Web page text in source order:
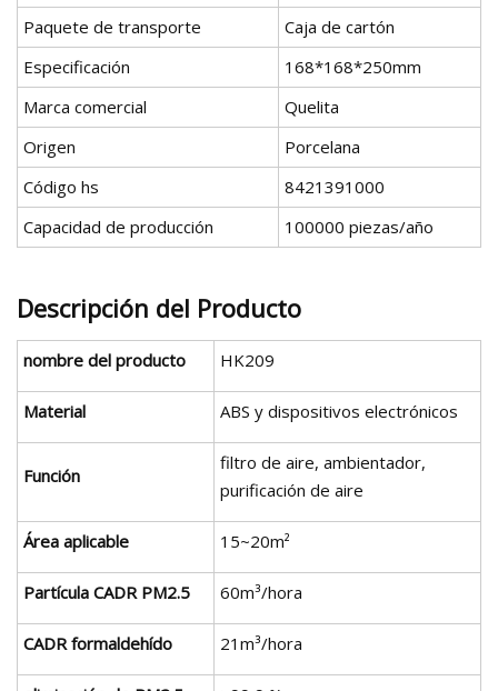
Paquete de transporte
Caja de cartón
Especificación
168*168*250mm
Marca comercial
Quelita
Origen
Porcelana
Código hs
8421391000
Capacidad de producción
100000 piezas/año
Descripción del Producto
nombre del producto HK209
Material ABS y dispositivos electrónicos
Función
filtro de aire, ambientador,
purificación de aire
Área aplicable 15~20m²
Partícula CADR PM2.5 60m³/hora
CADR formaldehído 21m³/hora